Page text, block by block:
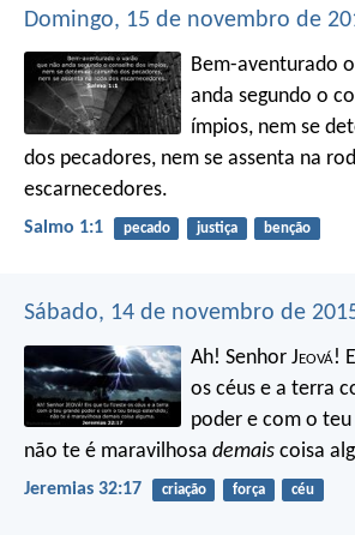
Domingo, 15 de novembro de
Bem-aventurado
anda segundo o
ímpios, nem se
dos pecadores, nem se assenta na
escarnecedores.
Salmo 1:1 pecado justiça benção
Sábado, 14 de novembro de
Ah! Senhor Jeová!
os céus e a terra
poder e com o
não te é maravilhosa demais coisa
Jeremias 32:17 criação força céu